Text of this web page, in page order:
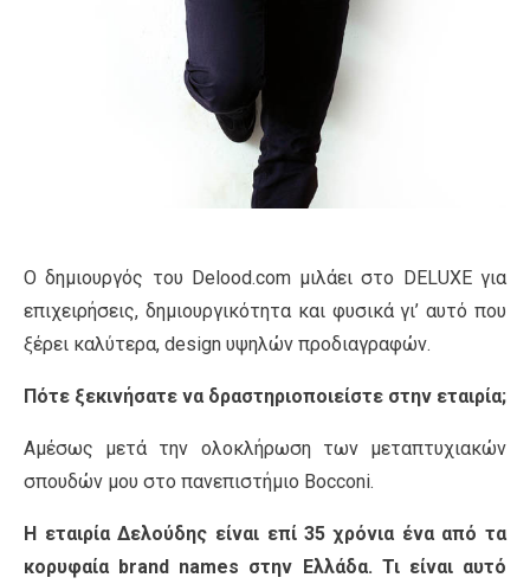
Ο δημιουργός του Delood.com μιλάει στο DELUXE για
επιχειρήσεις, δημιουργικότητα και φυσικά γι’ αυτό που
ξέρει καλύτερα, design υψηλών προδιαγραφών.
Πότε ξεκινήσατε να δραστηριοποιείστε στην εταιρία;
Αμέσως μετά την ολοκλήρωση των μεταπτυχιακών
σπουδών μου στο πανεπιστήμιο Bocconi.
Η εταιρία Δελούδης είναι επί 35 χρόνια ένα από τα
κορυφαία brand names στην Ελλάδα. Τι είναι αυτό